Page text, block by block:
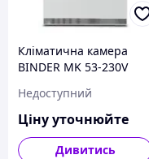
Кліматична камера
BINDER MK 53-230V
Недоступний
Ціну уточнюйте
Дивитись